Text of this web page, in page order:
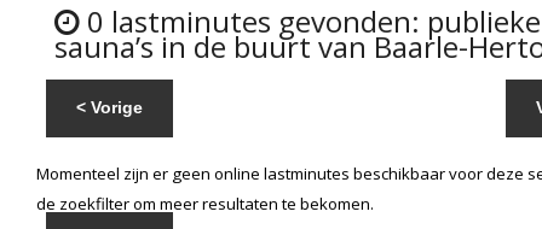
0 lastminutes gevonden: publieke
sauna’s in de buurt van Baarle-
< Vorige
Momenteel zijn er geen online lastminutes beschikbaar voor deze
de zoekfilter om meer resultaten te bekomen.